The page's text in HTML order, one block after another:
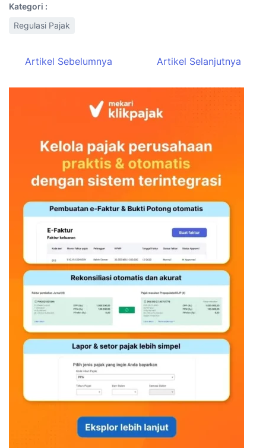
Kategori :
Regulasi Pajak
Artikel Sebelumnya Artikel Selanjutnya